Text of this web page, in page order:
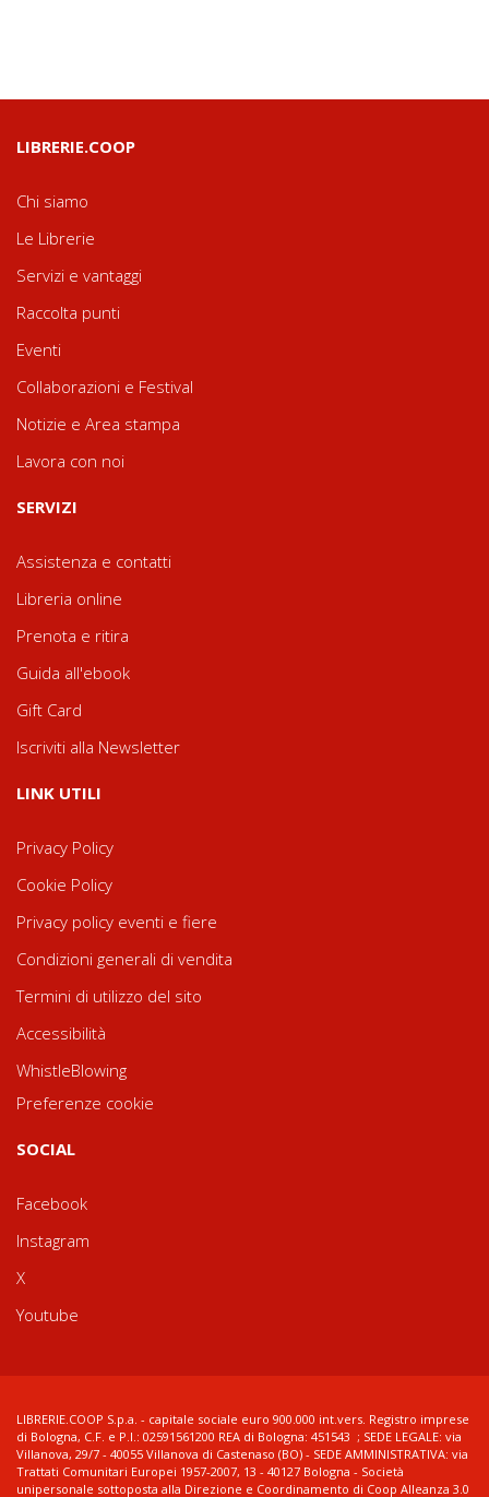
LIBRERIE.COOP
Chi siamo
Le Librerie
Servizi e vantaggi
Raccolta punti
Eventi
Collaborazioni e Festival
Notizie e Area stampa
Lavora con noi
SERVIZI
Assistenza e contatti
Libreria online
Prenota e ritira
Guida all'ebook
Gift Card
Iscriviti alla Newsletter
LINK UTILI
Privacy Policy
Cookie Policy
Privacy policy eventi e fiere
Condizioni generali di vendita
Termini di utilizzo del sito
Accessibilità
WhistleBlowing
Preferenze cookie
SOCIAL
Facebook
Instagram
X
Youtube
LIBRERIE.COOP S.p.a. - capitale sociale euro 900.000 int.vers. Registro imprese
di Bologna, C.F. e P.I.: 02591561200 REA di Bologna: 451543 ; SEDE LEGALE: via
Villanova, 29/7 - 40055 Villanova di Castenaso (BO) - SEDE AMMINISTRATIVA: via
Trattati Comunitari Europei 1957-2007, 13 - 40127 Bologna - Società
unipersonale sottoposta alla Direzione e Coordinamento di Coop Alleanza 3.0